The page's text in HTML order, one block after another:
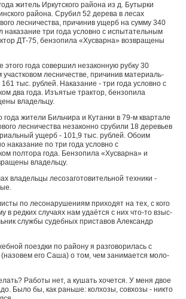
житель Иркутского района из д. Бутырки
района. Срубил 52 дерева в лесах
лесничества, при­чинив ущерб на сумму 340
наказа­ние три года условно с испы­тательным
ДТ-75, бензопила «Хусварна» возвращены
года совершил незакон­ную рубку 30
участковом лесни­честве, причинив материаль­
тыс. рублей. Наказание - три года условно с
два года. Изъятые трактор, бензопила
владельцу.
жители Бильчира и Кутанки в 79-м квартале
лесничества не­законно срубили 18 деревьев
ущерб - 101,9 тыс. рублей. Обоим
наказание по три года услов­но с
полтора года. Бензопила «Хусварна» и
владельцу.
владельцы лесозаготовитель­ной техники -
по лесонарушениям приходят на тех, с кого
в редких случаях нам удаётся с них что-то взыс­
службы судебных приставов Александр
поездки по району я раз­говорилась с
его Саша) о том, чем занимается моло­
Работы нет, а кушать хочет­ся. У меня двое
Было бы, как раньше: колхозы, совхозы - никто